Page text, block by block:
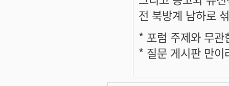
전 북방계 남하로
* 포럼 주제와 무관
* 질문 게시판 만이